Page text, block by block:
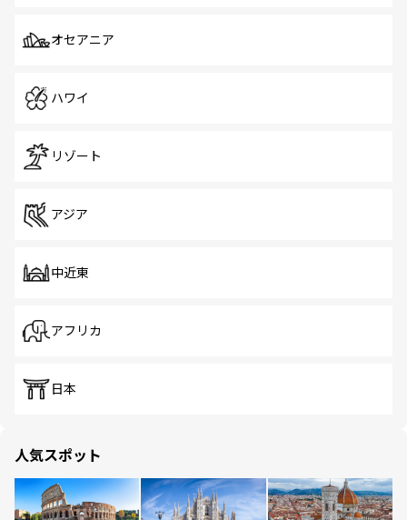
オセアニア
ハワイ
リゾート
アジア
中近東
アフリカ
日本
人気スポット